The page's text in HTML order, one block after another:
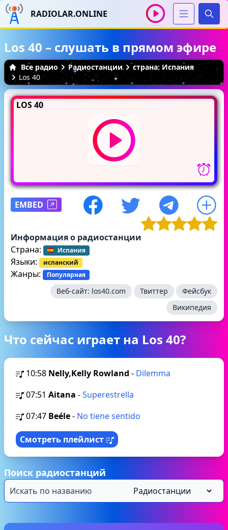
RADIOLAR.ONLINE
Los 40 – слушать в прямом эфире
Все радио Радиостанции
страна: Испания
Los 40
LOS 40
EMBED
Информация о радиостанции
Страна:
Испания
Языки: испанский
Жанры: Популярная
Веб-сайт: los40.com Твиттер
Фейсбук
Википедия
Что сейчас играет на Los 40?
10:58 Nelly,Kelly Rowland - Dilemma
07:51 Aitana -Superestrella
07:47 Beéle- No tiene sentido
Смотреть плейлист
Поиск радиостанций